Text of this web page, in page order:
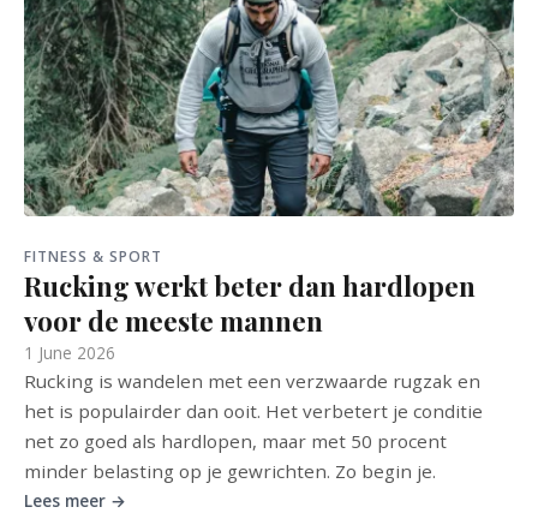
FITNESS & SPORT
Rucking werkt beter dan hardlopen
voor de meeste mannen
1 June 2026
Rucking is wandelen met een verzwaarde rugzak en
het is populairder dan ooit. Het verbetert je conditie
net zo goed als hardlopen, maar met 50 procent
minder belasting op je gewrichten. Zo begin je.
Lees meer →